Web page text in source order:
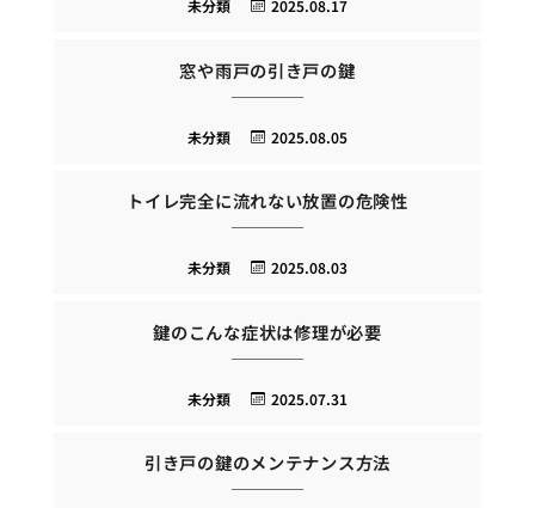
2025.08.17
未分類
窓や雨戸の引き戸の鍵
2025.08.05
未分類
トイレ完全に流れない放置の危険性
2025.08.03
未分類
鍵のこんな症状は修理が必要
2025.07.31
未分類
引き戸の鍵のメンテナンス方法